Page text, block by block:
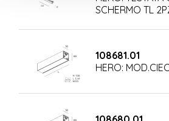
SCHERMO TL
108681.01
HERO: